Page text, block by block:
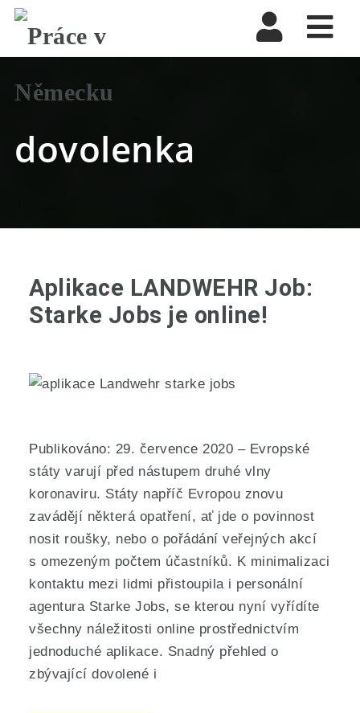
dovolenka
Aplikace LANDWEHR Job:
Starke Jobs je online!
Publikováno: 29. července 2020 – Evropské
státy varují před nástupem druhé vlny
koronaviru. Státy napříč Evropou znovu
zavádějí některá opatření, ať jde o povinnost
nosit roušky, nebo o pořádání veřejných akcí
s omezeným počtem účastníků. K minimalizaci
kontaktu mezi lidmi přistoupila i personální
agentura Starke Jobs, se kterou nyní vyřídíte
všechny náležitosti online prostřednictvím
jednoduché aplikace. Snadný přehled o
zbývající dovolené i